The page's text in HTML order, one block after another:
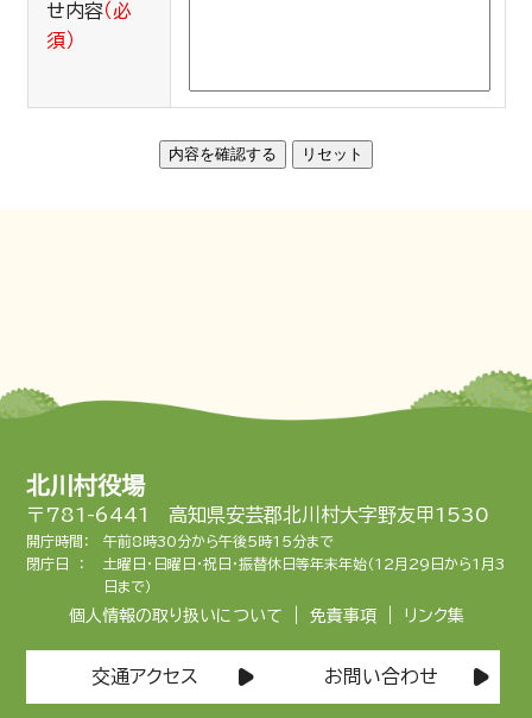
せ内容（必
須）
北川村役場
〒781-6441 高知県安芸郡北川村大字野友甲1530
開庁時間：
午前8時30分から午後5時15分まで
閉庁日 ：
土曜日・日曜日・祝日・振替休日等年末年始（12月29日から1月3
日まで）
個人情報の取り扱いについて 免責事項 リンク集
交通アクセス お問い合わせ